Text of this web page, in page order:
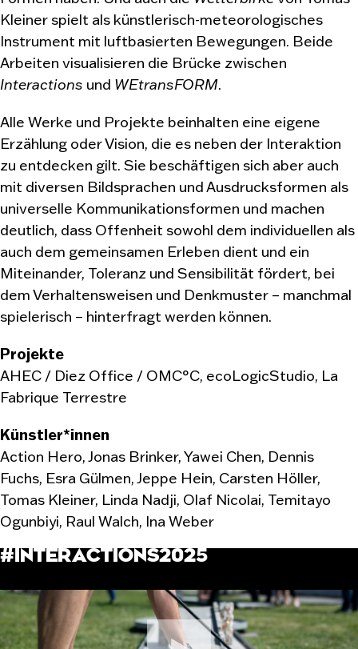
Kleiner spielt als künstlerisch-meteorologisches
Instrument mit luftbasierten Bewegungen. Beide
Arbeiten visualisieren die Brücke zwischen
Interactions und WEtransFORM.
Alle Werke und Projekte beinhalten eine eigene
Erzählung oder Vision, die es neben der Interaktion
zu entdecken gilt. Sie beschäftigen sich aber auch
mit diversen Bildsprachen und Ausdrucksformen als
universelle Kommunikationsformen und machen
deutlich, dass Offenheit sowohl dem individuellen als
auch dem gemeinsamen Erleben dient und ein
Miteinander, Toleranz und Sensibilität fördert, bei
dem Verhaltensweisen und Denkmuster – manchmal
spielerisch – hinterfragt werden können.
Projekte
AHEC / Diez Office / OMC°C, ecoLogicStudio, La
Fabrique Terrestre
Künstler*innen
Action Hero, Jonas Brinker, Yawei Chen, Dennis
Fuchs, Esra Gülmen, Jeppe Hein, Carsten Höller,
Tomas Kleiner, Linda Nadji, Olaf Nicolai, Temitayo
Ogunbiyi, Raul Walch, Ina Weber
#INTERACTIONS2025